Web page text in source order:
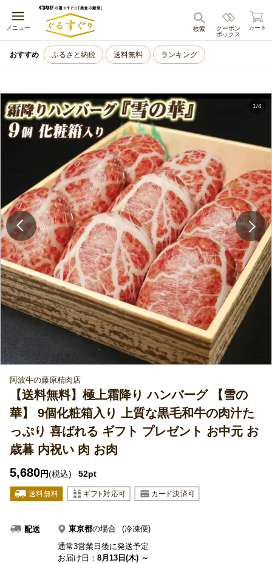
メニュー
キャンセル
クーポン
ボックス
検索 カート
おすすめ ふるさと納税 送料無料 ランキング
1/4
阿波牛の藤原精肉店
【送料無料】極上霜降り ハンバーグ 【雪の
華】 9個化粧箱入り 上質な黒毛和牛の肉汁た
っぷり 喜ばれる ギフト プレゼント お中元 お
歳暮 内祝い 肉 お肉
5,680円(税込) 52pt
配送 東京都の場合
(冷凍便)
通常3営業日後に発送予定
お届け日： 8月13日(木) ～